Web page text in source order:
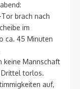
brach nach
im
ca. 45 Minuten
keine Mannschaft
Drittel torlos.
auf,